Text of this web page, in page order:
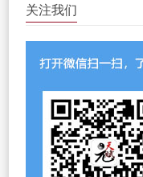
关注我们